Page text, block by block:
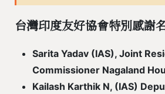
台灣印度友好協會特別感謝
Sarita Yadav (IAS), Joint
Commissioner Nagaland
Kailash Karthik N, (IAS)